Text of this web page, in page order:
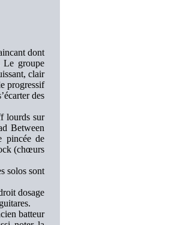
dont
Le groupe
clair
progressif
des
lourds sur
Between
pincée de
(chœurs
solos sont
dosage
batteur